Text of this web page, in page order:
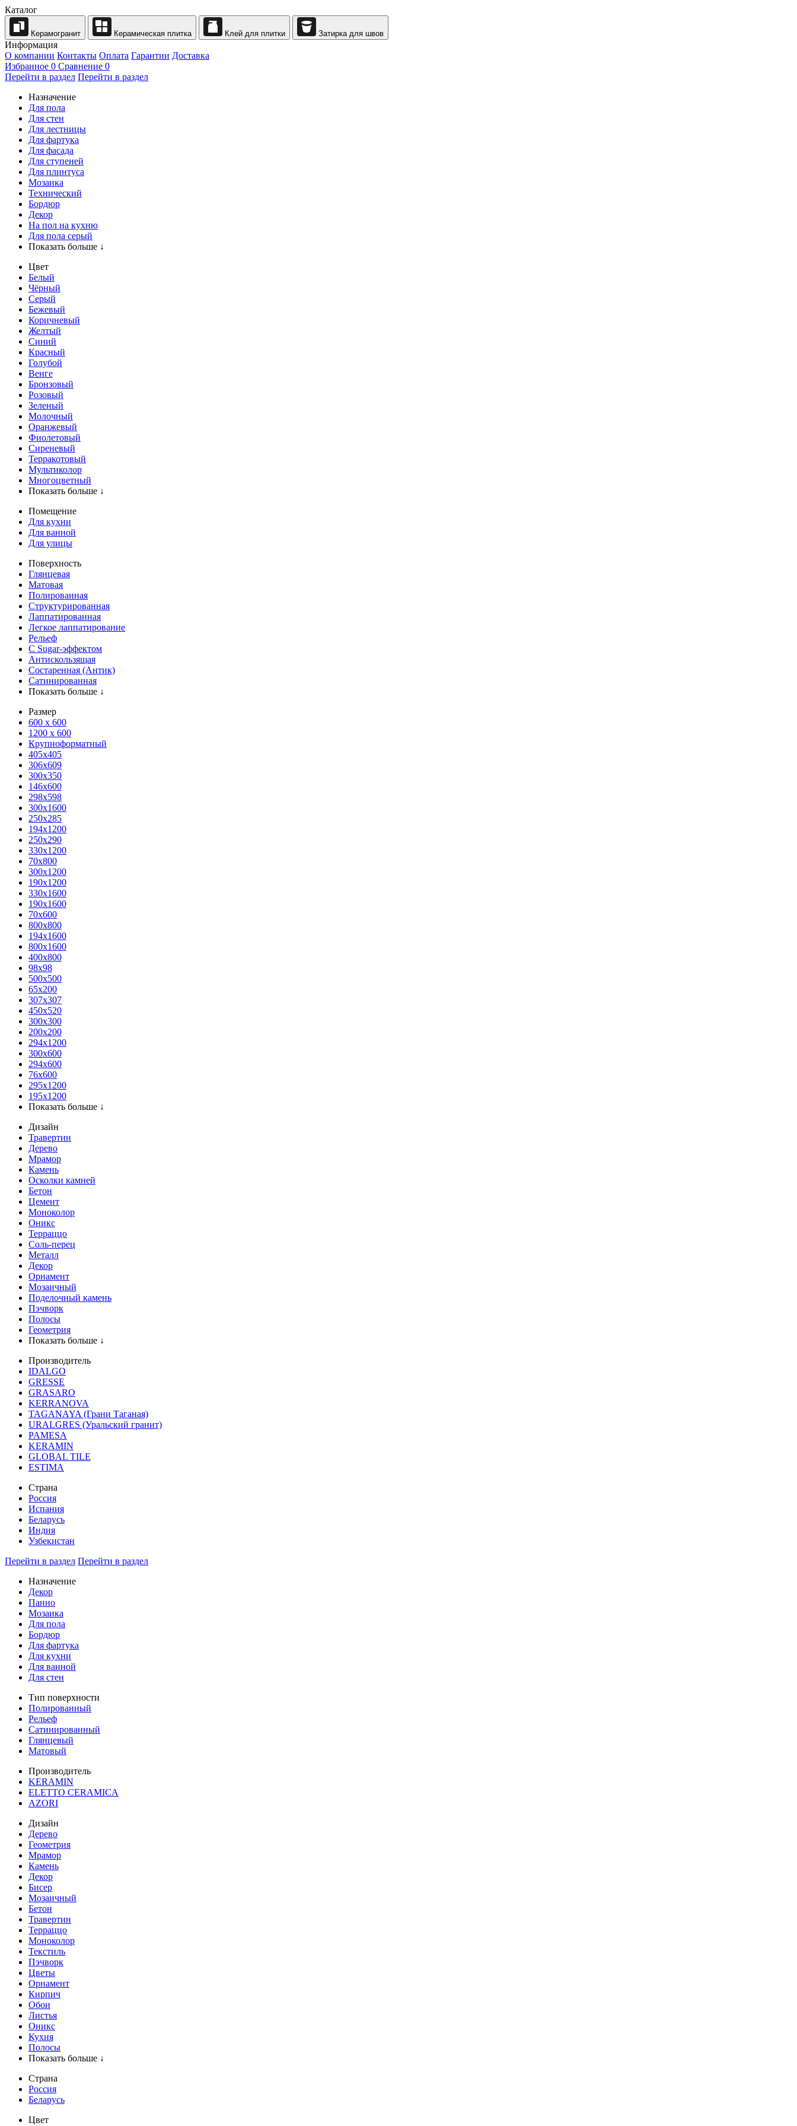
Каталог
Керамогранит Керамическая плитка Клей для плитки Затирка для швов
Информация
О компании Контакты Оплата Гарантии Доставка
Избранное 0 Сравнение 0
Перейти в раздел Перейти в раздел
Назначение
Для пола
Для стен
Для лестницы
Для фартука
Для фасада
Для ступеней
Для плинтуса
Мозаика
Технический
Бордюр
Декор
На пол на кухню
Для пола серый
Показать больше ↓
Цвет
Белый
Чёрный
Серый
Бежевый
Коричневый
Желтый
Синий
Красный
Голубой
Венге
Бронзовый
Розовый
Зеленый
Молочный
Оранжевый
Фиолетовый
Сиреневый
Терракотовый
Мультиколор
Многоцветный
Показать больше ↓
Помещение
Для кухни
Для ванной
Для улицы
Поверхность
Глянцевая
Матовая
Полированная
Структурированная
Лаппатированная
Легкое лаппатирование
Рельеф
С Sugar-эффектом
Антискользящая
Состаренная (Антик)
Сатинированная
Показать больше ↓
Размер
600 х 600
1200 х 600
Крупноформатный
405x405
306x609
300x350
146x600
298x598
300x1600
250x285
194x1200
250x290
330x1200
70x800
300x1200
190x1200
330x1600
190x1600
70x600
800x800
194x1600
800x1600
400х800
98x98
500x500
65x200
307x307
450x520
300x300
200x200
294x1200
300x600
294x600
76х600
295х1200
195х1200
Показать больше ↓
Дизайн
Травертин
Дерево
Мрамор
Камень
Осколки камней
Бетон
Цемент
Моноколор
Оникс
Терраццо
Соль-перец
Металл
Декор
Орнамент
Мозаичный
Поделочный камень
Пэчворк
Полосы
Геометрия
Показать больше ↓
Производитель
IDALGO
GRESSE
GRASARO
KERRANOVA
TAGANAYA (Грани Таганая)
URALGRES (Уральский гранит)
PAMESA
KERAMIN
GLOBAL TILE
ESTIMA
Страна
Россия
Испания
Беларусь
Индия
Узбекистан
Перейти в раздел Перейти в раздел
Назначение
Декор
Панно
Мозаика
Для пола
Бордюр
Для фартука
Для кухни
Для ванной
Для стен
Тип поверхности
Полированный
Рельеф
Сатинированный
Глянцевый
Матовый
Производитель
KERAMIN
ELETTO CERAMICA
AZORI
Дизайн
Дерево
Геометрия
Мрамор
Камень
Декор
Бисер
Мозаичный
Бетон
Травертин
Терраццо
Моноколор
Текстиль
Пэчворк
Цветы
Орнамент
Кирпич
Обои
Листья
Оникс
Кухня
Полосы
Показать больше ↓
Страна
Россия
Беларусь
Цвет